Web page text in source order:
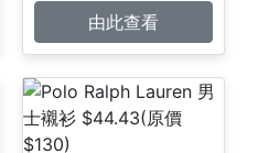
由此查看